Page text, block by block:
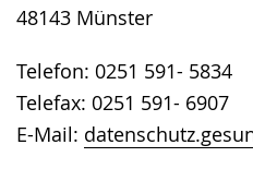
48143 Münster
Telefon: 0251 591- 5834
Telefax: 0251 591- 6907
E-Mail: